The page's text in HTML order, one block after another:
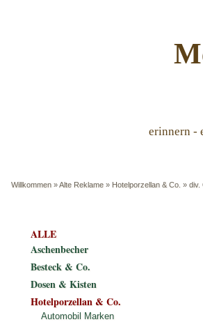
erinnern -
Willkommen »Alte Reklame » Hotelporzellan & Co. » div.
ALLE
Aschenbecher
Besteck & Co.
Dosen & Kisten
Hotelporzellan & Co.
Automobil Marken